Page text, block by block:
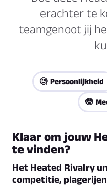
erachter te
teamgenoot jij
🧐 Persoonlijkheid
🤓
Klaar om jouw
te vinden?
Het Heated Rivalry
competitie,